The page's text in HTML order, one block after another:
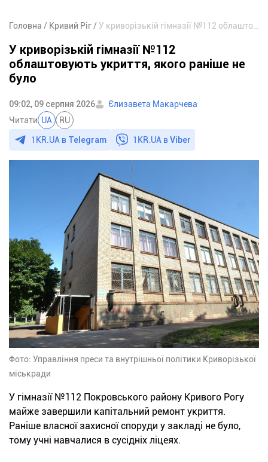
Головна Кривий Ріг У криворізькій гімназії №112 облаштовують укриття, якого раніше не було
У криворізькій гімназії №112
облаштовують укриття, якого раніше не
було
09:02, 09 серпня 2026
Єлизавета Макарчева
Читати UA RU
1KR.UA в Telegram 1KR.UA вViber
Фото: Управління преси та внутрішньої політики Криворізької
міськради
У гімназії №112 Покровського району Кривого Рогу
майже завершили капітальний ремонт укриття.
Раніше власної захисної споруди у закладі не було,
тому учні навчалися в сусідніх ліцеях.